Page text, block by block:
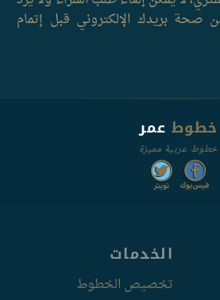
صحة بريدك الإلكتروني قبل إتمام
خطوط عمر
خطوط عربية مميزة
الخدمات
تخصيص الخطوط